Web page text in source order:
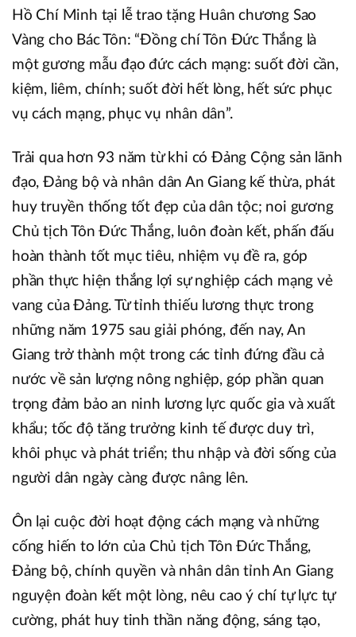
Hồ Chí Minh tại lễ trao tặng Huân chương Sao
Vàng cho Bác Tôn: “Đồng chí Tôn Đức Thắng là
một gương mẫu đạo đức cách mạng: suốt đời cần,
kiệm, liêm, chính; suốt đời hết lòng, hết sức phục
vụ cách mạng, phục vụ nhân dân”.
Trải qua hơn 93 năm từ khi có Đảng Cộng sản lãnh
đạo, Đảng bộ và nhân dân An Giang kế thừa, phát
huy truyền thống tốt đẹp của dân tộc; noi gương
Chủ tịch Tôn Đức Thắng, luôn đoàn kết, phấn đấu
hoàn thành tốt mục tiêu, nhiệm vụ đề ra, góp
phần thực hiện thắng lợi sự nghiệp cách mạng vẻ
vang của Đảng. Từ tỉnh thiếu lương thực trong
những năm 1975 sau giải phóng, đến nay, An
Giang trở thành một trong các tỉnh đứng đầu cả
nước về sản lượng nông nghiệp, góp phần quan
trọng đảm bảo an ninh lương lực quốc gia và xuất
khẩu; tốc độ tăng trưởng kinh tế được duy trì,
khôi phục và phát triển; thu nhập và đời sống của
người dân ngày càng được nâng lên.
Ôn lại cuộc đời hoạt động cách mạng và những
cống hiến to lớn của Chủ tịch Tôn Đức Thắng,
Đảng bộ, chính quyền và nhân dân tỉnh An Giang
nguyện đoàn kết một lòng, nêu cao ý chí tự lực tự
cường, phát huy tinh thần năng động, sáng tạo,